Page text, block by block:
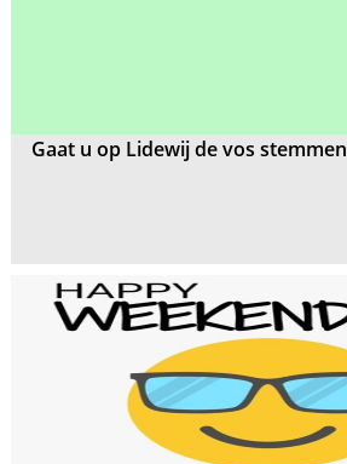
Gaat u op Lidewij de vos stemmen